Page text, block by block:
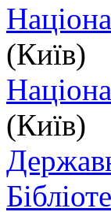
(Київ)
(Київ)